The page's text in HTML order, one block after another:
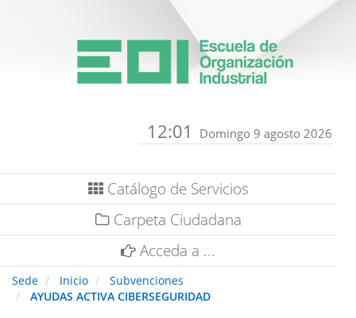
12:01 Domingo 9 agosto 2026
Catálogo de Servicios
Carpeta Ciudadana
Acceda a ...
Sede Inicio
Subvenciones
AYUDAS ACTIVA CIBERSEGURIDAD